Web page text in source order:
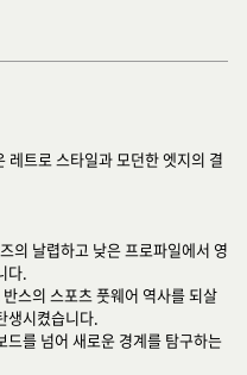
트로 스타일과 모던한 엣지의 결
의 날렵하고 낮은 프로파일에서 영
다.
스의 스포츠 풋웨어 역사를 되살
생시켰습니다.
드를 넘어 새로운 경계를 탐구하는